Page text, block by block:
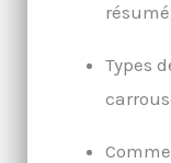
Types